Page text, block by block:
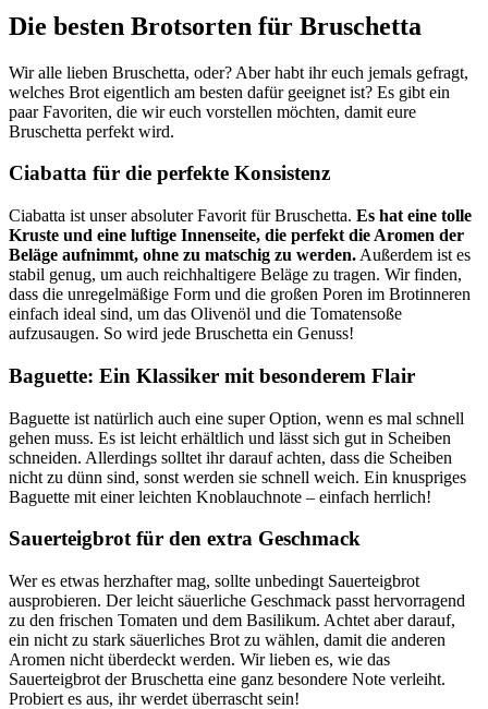
Die besten Brotsorten für Bruschetta
Wir alle lieben Bruschetta, oder? Aber habt ihr euch jemals gefragt,
welches Brot eigentlich am besten dafür geeignet ist? Es gibt ein
paar Favoriten, die wir euch vorstellen möchten, damit eure
Bruschetta perfekt wird.
Ciabatta für die perfekte Konsistenz
Ciabatta ist unser absoluter Favorit für Bruschetta. Es hat eine tolle
Kruste und eine luftige Innenseite, die perfekt die Aromen der
Beläge aufnimmt, ohne zu matschig zu werden. Außerdem ist es
stabil genug, um auch reichhaltigere Beläge zu tragen. Wir finden,
dass die unregelmäßige Form und die großen Poren im Brotinneren
einfach ideal sind, um das Olivenöl und die Tomatensoße
aufzusaugen. So wird jede Bruschetta ein Genuss!
Baguette: Ein Klassiker mit besonderem Flair
Baguette ist natürlich auch eine super Option, wenn es mal schnell
gehen muss. Es ist leicht erhältlich und lässt sich gut in Scheiben
schneiden. Allerdings solltet ihr darauf achten, dass die Scheiben
nicht zu dünn sind, sonst werden sie schnell weich. Ein knuspriges
Baguette mit einer leichten Knoblauchnote – einfach herrlich!
Sauerteigbrot für den extra Geschmack
Wer es etwas herzhafter mag, sollte unbedingt Sauerteigbrot
ausprobieren. Der leicht säuerliche Geschmack passt hervorragend
zu den frischen Tomaten und dem Basilikum. Achtet aber darauf,
ein nicht zu stark säuerliches Brot zu wählen, damit die anderen
Aromen nicht überdeckt werden. Wir lieben es, wie das
Sauerteigbrot der Bruschetta eine ganz besondere Note verleiht.
Probiert es aus, ihr werdet überrascht sein!